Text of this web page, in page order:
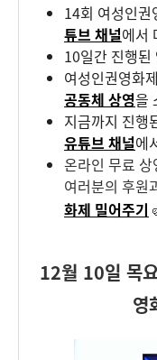
14회 여성인권
튜브 채널에서
10일간 진행된
여성인권영화
공동체 상영을
지금까지 진행
유튜브 채널에
온라인 무료
여러분의 후원
화제 밀어주기
12월 10일 목
영